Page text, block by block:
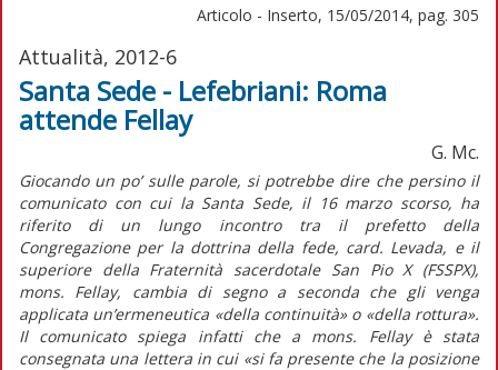
Articolo - Inserto, 15/05/2014, pag. 305
Attualità, 2012-6
Santa Sede - Lefebriani: Roma
attende Fellay
G. Mc.
Giocando un po’ sulle parole, si potrebbe dire che persino il
comunicato con cui la Santa Sede, il 16 marzo scorso, ha
riferito di un lungo incontro tra il prefetto della
Congregazione per la dottrina della fede, card. Levada, e il
superiore della Fraternità sacerdotale San Pio X (FSSPX),
mons. Fellay, cambia di segno a seconda che gli venga
applicata un’ermeneutica «della continuità» o «della rottura».
Il comunicato spiega infatti che a mons. Fellay è stata
consegnata una lettera in cui «si fa presente che la posizione